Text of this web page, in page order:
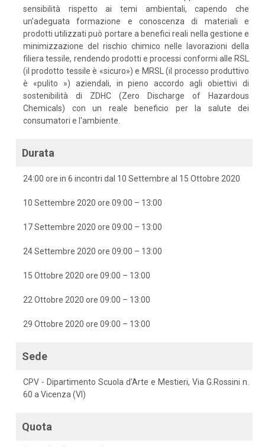
sensibilità rispetto ai temi ambientali, capendo che
un'adeguata formazione e conoscenza di materiali e
prodotti utilizzati può portare a benefici reali nella gestione e
minimizzazione del rischio chimico nelle lavorazioni della
filiera tessile, rendendo prodotti e processi conformi alle RSL
(il prodotto tessile è «sicuro») e MRSL (il processo produttivo
è «pulito ») aziendali, in pieno accordo agli obiettivi di
sostenibilità di ZDHC (Zero Discharge of Hazardous
Chemicals) con un reale beneficio per la salute dei
consumatori e l'ambiente.
Durata
24:00 ore in 6 incontri dal 10 Settembre al 15 Ottobre 2020
10 Settembre 2020 ore 09:00 – 13:00
17 Settembre 2020 ore 09:00 – 13:00
24 Settembre 2020 ore 09:00 – 13:00
15 Ottobre 2020 ore 09:00 – 13:00
22 Ottobre 2020 ore 09:00 – 13:00
29 Ottobre 2020 ore 09:00 – 13:00
Sede
CPV - Dipartimento Scuola d'Arte e Mestieri, Via G.Rossini n.
60 a Vicenza (VI)
Quota